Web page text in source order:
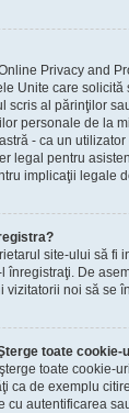
Privacy and
Unite care
scris al părinţilor
personale de la
- ca un
legal pentru
implicaţii legale
site-ului să fi
înregistraţi. De
vizitatorii noi să se
toate cookie-
toate cookie-
ca de exemplu
cu autentificarea